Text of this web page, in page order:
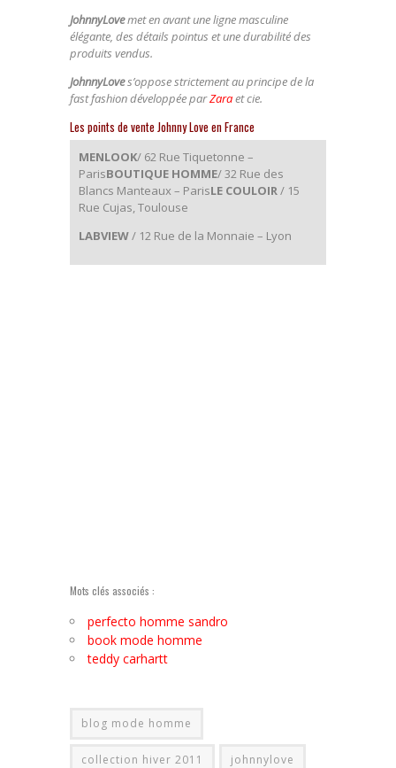
JohnnyLovemet en avant une ligne masculine
élégante, des détails pointus et une durabilité des
produits vendus.
JohnnyLoves’oppose strictement au principe de la
fast fashion développée parZaraet cie.
Les points de vente Johnny Love en France
MENLOOK/ 62 Rue Tiquetonne –
ParisBOUTIQUE HOMME/ 32 Rue des
Blancs Manteaux – ParisLE COULOIR / 15
Rue Cujas, Toulouse
LABVIEW/ 12 Rue de la Monnaie – Lyon
Mots clés associés :
perfecto homme sandro
book mode homme
teddy carhartt
blog mode homme
collection hiver 2011 johnnylove